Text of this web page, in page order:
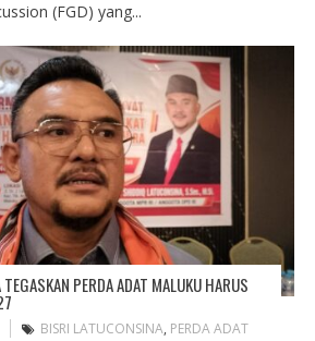
(FGD) yang...
PERDA ADAT MALUKU HARUS
BISRI LATUCONSINA, PERDA ADAT